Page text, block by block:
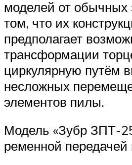
моделей от обычных
том, что их
предполагает
трансформации
циркулярную путём
несложных
элементов пилы.
Модель «Зубр ЗПТ-
ременной передачей